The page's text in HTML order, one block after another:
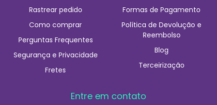
Rastrear pedido
Como comprar
Perguntas Frequentes
Segurança e Privacidade
Fretes
Formas de Pagamento
Política de Devolução e
Reembolso
Blog
Terceirização
Entre em contato